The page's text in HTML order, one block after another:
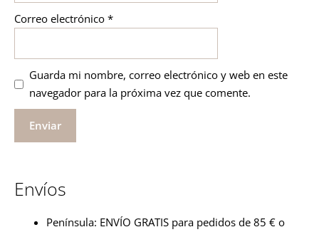
Correo electrónico *
Guarda mi nombre, correo electrónico y web en este
navegador para la próxima vez que comente.
Envíos
Península: ENVÍO GRATIS para pedidos de 85 € o